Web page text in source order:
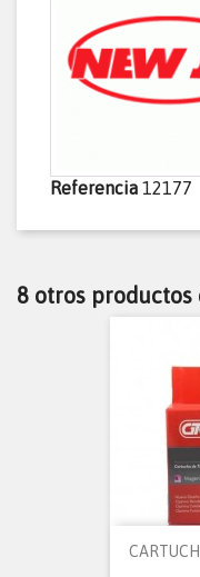
Referencia 12177
8 otros